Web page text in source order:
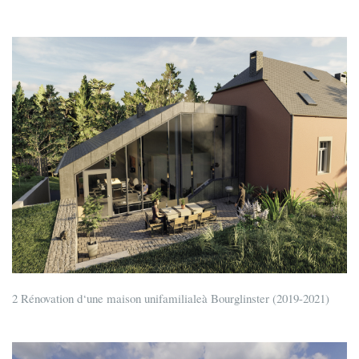
2 Rénovation d‘une maison unifamilialeà Bourglinster (2019-2021)